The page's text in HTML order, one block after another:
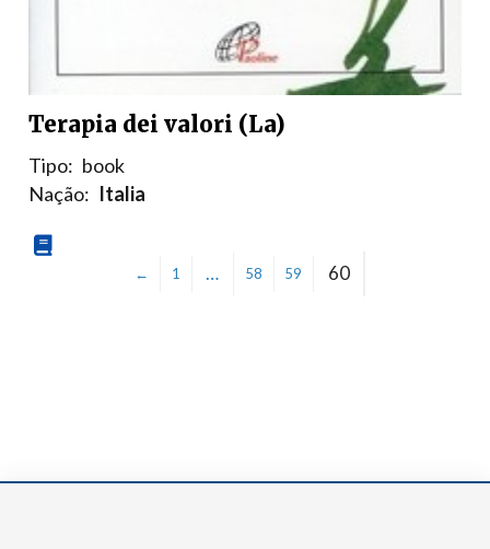
Terapia dei valori (La)
Tipo: book
Nação: Italia
← 1 … 58 59 60